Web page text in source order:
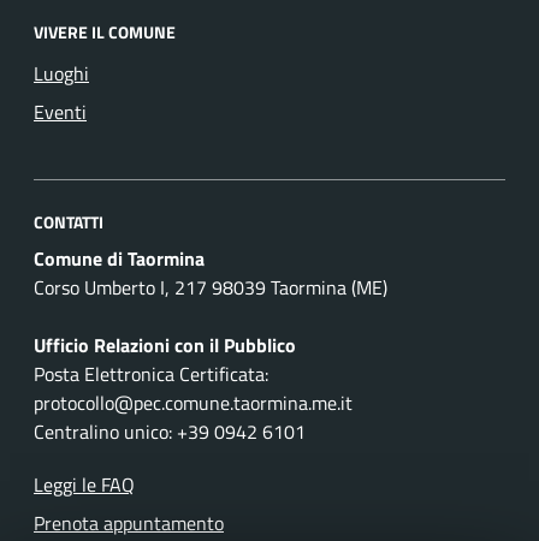
VIVERE IL COMUNE
Luoghi
Eventi
CONTATTI
Comune di Taormina
Corso Umberto I, 217 98039 Taormina (ME)
Ufficio Relazioni con il Pubblico
Posta Elettronica Certificata:
protocollo@pec.comune.taormina.me.it
Centralino unico: +39 0942 6101
Leggi le FAQ
Prenota appuntamento